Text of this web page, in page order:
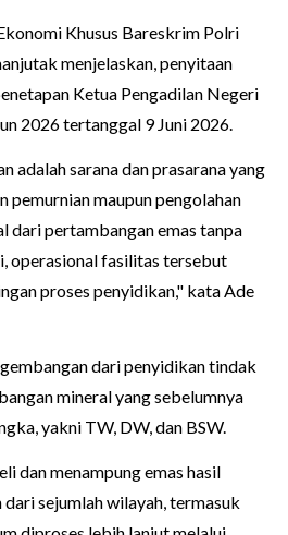
Khusus Bareskrim Polri
menjelaskan, penyitaan
Ketua Pengadilan Negeri
2026 tertanggal 9 Juni 2026.
adalah sarana dan prasarana yang
pemurnian maupun pengolahan
dari pertambangan emas tanpa
operasional fasilitas tersebut
proses penyidikan," kata Ade
dari penyidikan tindak
mineral yang sebelumnya
yakni TW, DW, dan BSW.
dan menampung emas hasil
sejumlah wilayah, termasuk